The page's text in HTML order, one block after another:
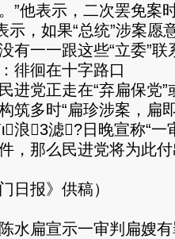
”他表示，二次罢免案
示，如果“总统”涉案
有一一跟这些“立委”
徊在十字路口
党正走在“弃扁保党”
筑多时“扁珍涉案，扁
浪3滤?日晚宣称“
，那么民进党将为此
报》供稿）
扁宣示一审判扁嫂有